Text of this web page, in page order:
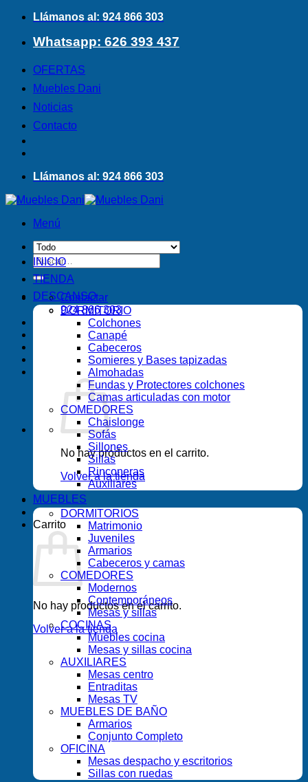
Saltar
contenido
Llámanos al: 924 866 303
Whatsapp: 626 393 437
OFERTAS
Muebles Dani
Noticias
Contacto
Llámanos al: 924 866 303
Menú
Buscar
por:
Contactar
924 866 303
No hay productos en el carrito.
Volver a la tienda
Carrito
No hay productos en el carrito.
Volver a la tienda
INICIO
TIENDA
DESCANSO
DORMITORIO
Colchones
Canapé
Cabeceros
Somieres y Bases tapizadas
Almohadas
Fundas y Protectores colchones
Camas articuladas con motor
COMEDORES
Chaislonge
Sofás
Sillones
Sillas
Rinconeras
Auxiliares
MUEBLES
DORMITORIOS
Matrimonio
Juveniles
Armarios
Cabeceros y camas
COMEDORES
Modernos
Contemporáneos
Mesas y sillas
COCINAS
Muebles cocina
Mesas y sillas cocina
AUXILIARES
Mesas centro
Entraditas
Mesas TV
MUEBLES DE BAÑO
Armarios
Conjunto Completo
OFICINA
Mesas despacho y escritorios
Sillas con ruedas